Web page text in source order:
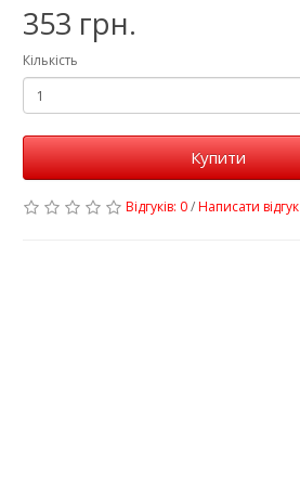
353 грн.
Кількість
Купити
Відгуків: 0/Написати відгук